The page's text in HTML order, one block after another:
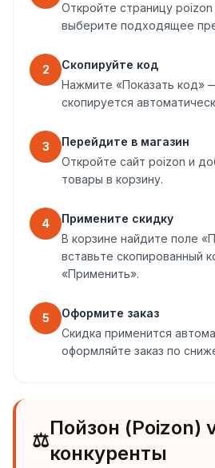
Откройте страницу poizon
выберите подходящее
2
Скопируйте код
Нажмите «Показать код»
скопируется
3
Перейдите в магазин
Откройте сайт poizon и
товары в корзину.
4
Примените скидку
В корзине найдите поле
вставьте скопированный
«Применить».
5
Оформите заказ
Скидка применится
оформляйте заказ по
⚖️
Пойзон (Poizon)
конкуренты